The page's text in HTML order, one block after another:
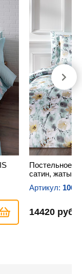
Постельное
сатин, жатый
Артикул:
14420 руб.